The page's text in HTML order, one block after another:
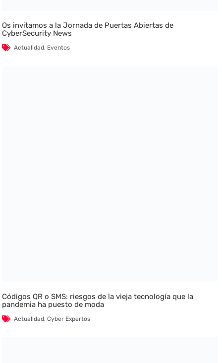
Os invitamos a la Jornada de Puertas Abiertas de
CyberSecurity News
Actualidad, Eventos
Códigos QR o SMS: riesgos de la vieja tecnología que la
pandemia ha puesto de moda
Actualidad,Cyber Expertos